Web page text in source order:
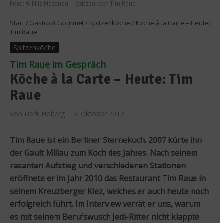
Foto: © Nils Hasenau -- Spitzenkoch Tim Raue
Start / Gastro & Gourmet / Spitzenköche / Köche à la Carte – Heute:
Tim Raue
Spitzenköche
Tim Raue im Gespräch
Köche à la Carte – Heute: Tim
Raue
Von Derk Hoberg 5. Oktober 2012
Tim Raue ist ein Berliner Sternekoch. 2007 kürte ihn
der Gault Millau zum Koch des Jahres. Nach seinem
rasanten Aufstieg und verschiedenen Stationen
eröffnete er im Jahr 2010 das Restaurant Tim Raue in
seinem Kreuzberger Kiez, welches er auch heute noch
erfolgreich führt. Im Interview verrät er uns, warum
es mit seinem Berufswusch Jedi-Ritter nicht klappte